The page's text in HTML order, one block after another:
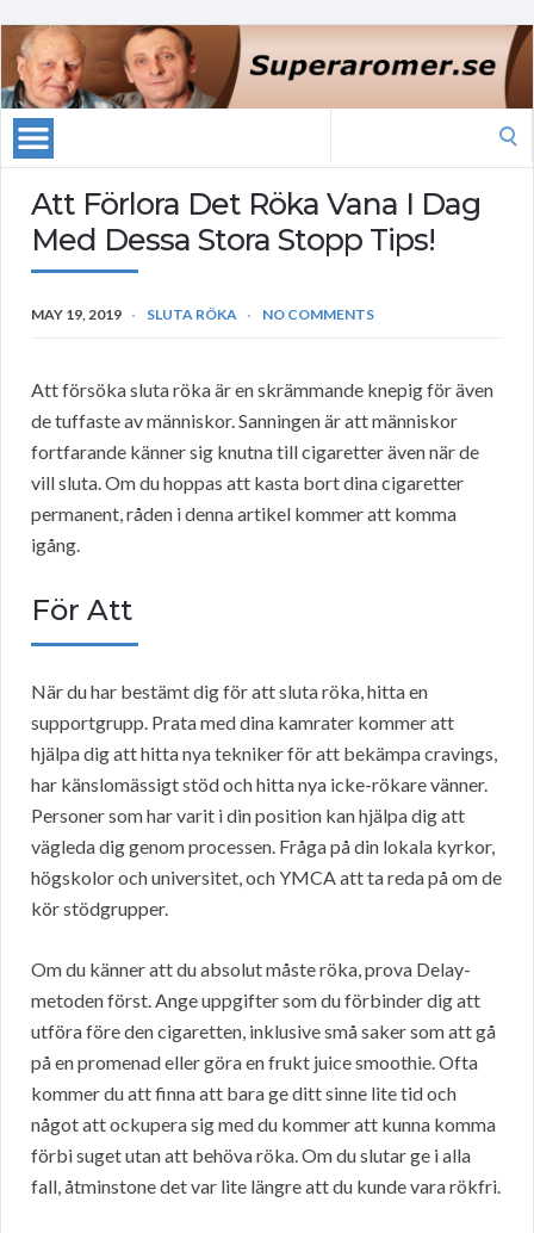
Att Förlora Det Röka Vana I Dag
Med Dessa Stora Stopp Tips!
MAY 19, 2019 SLUTA RÖKA NO COMMENTS
Att försöka sluta röka är en skrämmande knepig för även
de tuffaste av människor. Sanningen är att människor
fortfarande känner sig knutna till cigaretter även när de
vill sluta. Om du hoppas att kasta bort dina cigaretter
permanent, råden i denna artikel kommer att komma
igång.
För Att
När du har bestämt dig för att sluta röka, hitta en
supportgrupp. Prata med dina kamrater kommer att
hjälpa dig att hitta nya tekniker för att bekämpa cravings,
har känslomässigt stöd och hitta nya icke-rökare vänner.
Personer som har varit i din position kan hjälpa dig att
vägleda dig genom processen. Fråga på din lokala kyrkor,
högskolor och universitet, och YMCA att ta reda på om de
kör stödgrupper.
Om du känner att du absolut måste röka, prova Delay-
metoden först. Ange uppgifter som du förbinder dig att
utföra före den cigaretten, inklusive små saker som att gå
på en promenad eller göra en frukt juice smoothie. Ofta
kommer du att finna att bara ge ditt sinne lite tid och
något att ockupera sig med du kommer att kunna komma
förbi suget utan att behöva röka. Om du slutar ge i alla
fall, åtminstone det var lite längre att du kunde vara rökfri.